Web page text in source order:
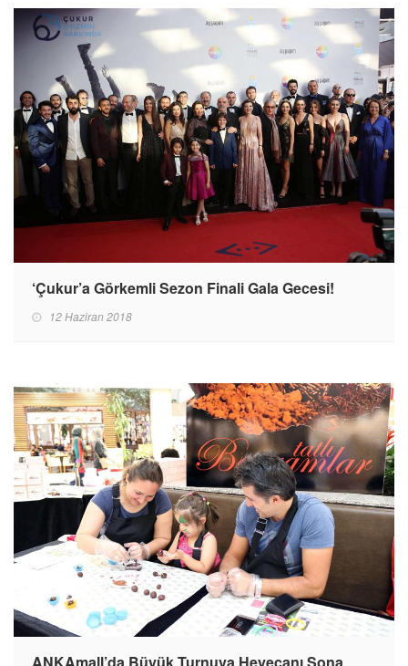
‘Çukur’a Görkemli Sezon Finali Gala Gecesi!
12 Haziran 2018